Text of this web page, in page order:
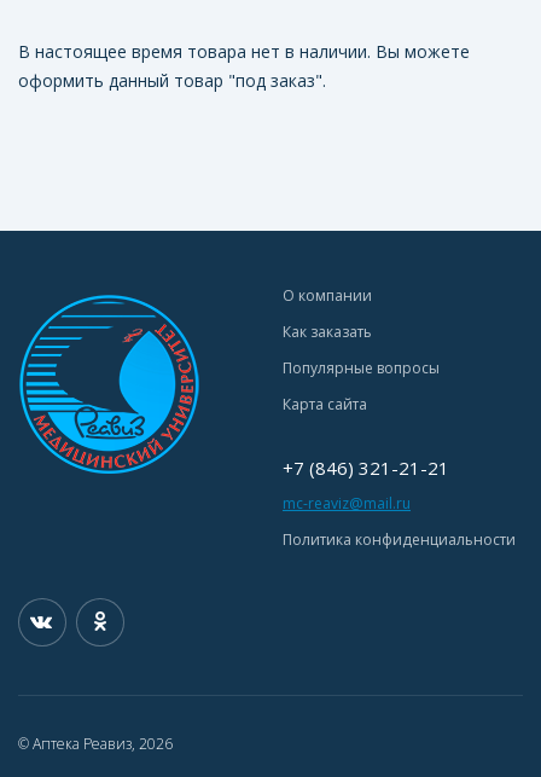
В настоящее время товара нет в наличии. Вы можете
оформить данный товар "под заказ".
О компании
Как заказать
Популярные вопросы
Карта сайта
+7 (846) 321-21-21
mc-reaviz@mail.ru
Политика конфиденциальности
© Аптека Реавиз, 2026